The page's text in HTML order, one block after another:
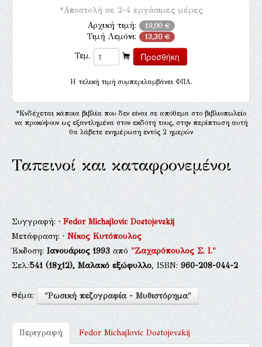
*Αποστολή σε 2-4 εργάσιμες μέρες
Αρχική τιμή: 19,00 €
Τιμή Λεμόνι: 13,30 €
Τεμ.
H τελική τιμή συμπεριλαμβάνει ΦΠΑ.
*Ενδέχεται κάποια βιβλία που δεν είναι σε απόθεμα στο βιβλιοπωλείο
να προκύψουν ως εξαντλημένα στον εκδότη τους, στην περίπτωση αυτή
θα λάβετε ενημέρωση εντός 2 ημερών
Ταπεινοί και καταφρονεμένοι
Συγγραφή:·Fedor Michajlovic Dostojevskij
Μετάφραση:·Νίκος Κυτόπουλος
Έκδοση:Ιανουάριος 1993από"Ζαχαρόπουλος Σ. Ι."
Σελ.:541(18χ12), Μαλακό εξώφυλλο, ISBN:960-208-044-2
Θέμα: "Ρωσική πεζογραφία - Μυθιστόρημα"
Περιγραφή Fedor Michajlovic Dostojevskij